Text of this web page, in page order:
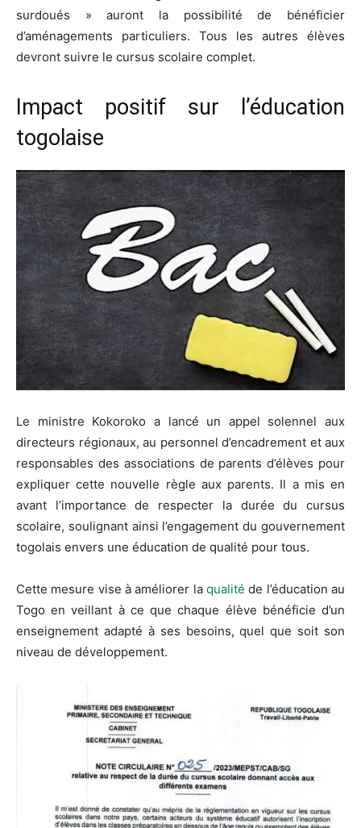
surdoués » auront la possibilité de bénéficier
d’aménagements particuliers. Tous les autres élèves
devront suivre le cursus scolaire complet.
Impact positif sur l’éducation
togolaise
Le ministre Kokoroko a lancé un appel solennel aux
directeurs régionaux, au personnel d’encadrement et aux
responsables des associations de parents d’élèves pour
expliquer cette nouvelle règle aux parents. Il a mis en
avant l’importance de respecter la durée du cursus
scolaire, soulignant ainsi l’engagement du gouvernement
togolais envers une éducation de qualité pour tous.
Cette mesure vise à améliorer la qualité de l’éducation au
Togo en veillant à ce que chaque élève bénéficie d’un
enseignement adapté à ses besoins, quel que soit son
niveau de développement.